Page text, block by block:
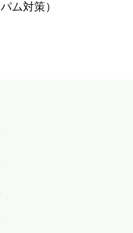
ム対策）